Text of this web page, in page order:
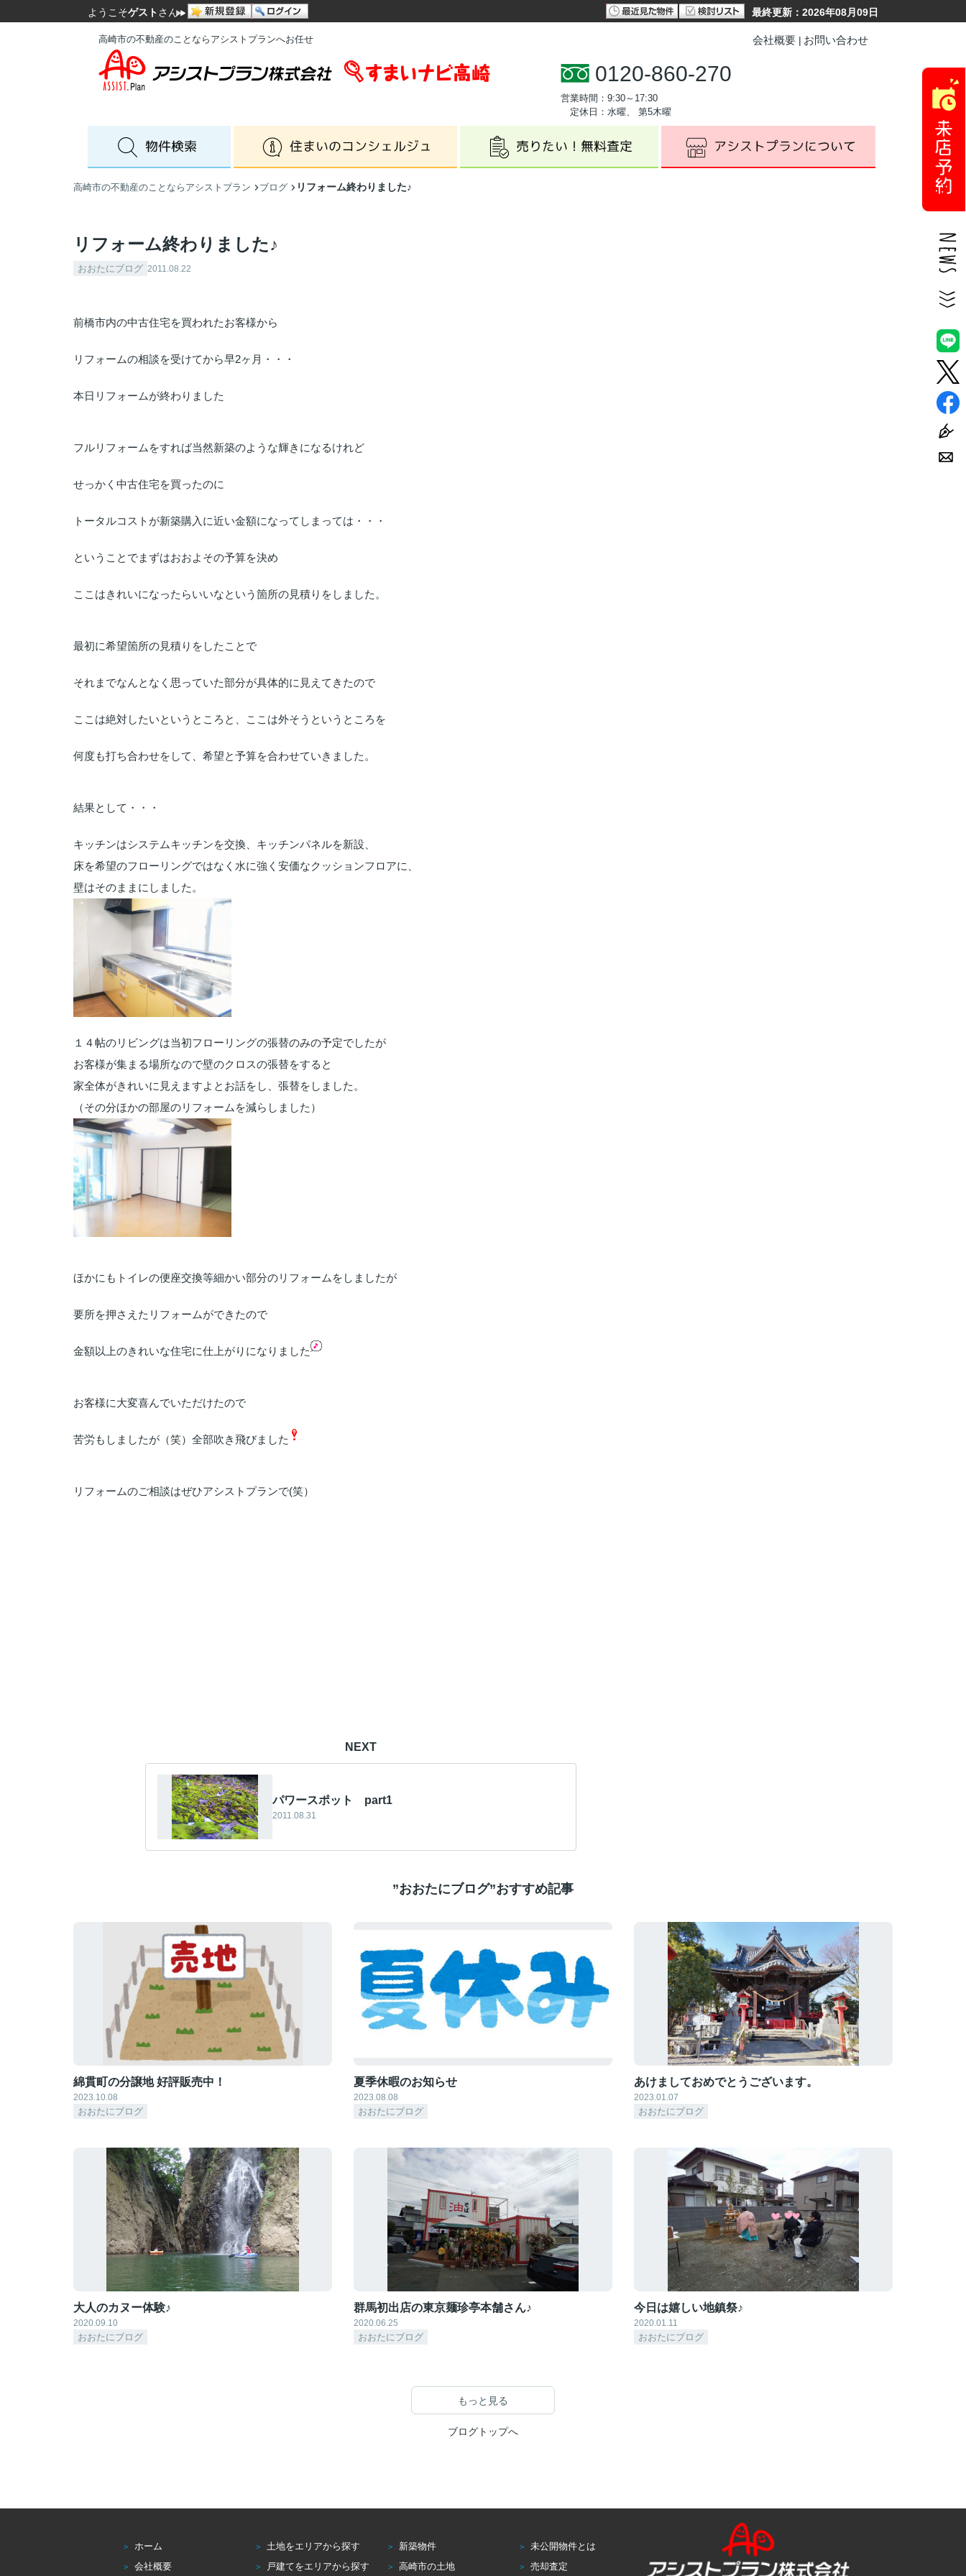
ようこそゲスト さん 最終更新：2026年08月09日
高崎市の不動産のことならアシストプランへお任せ 会社概要 お問い合わせ
0120-860-270
営業時間：9:30～17:30
定休日：水曜、 第5木曜
高崎市の不動産のことならアシストプラン ブログ リフォーム終わりました♪
リフォーム終わりました♪
おおたにブログ 2011.08.22
前橋市内の中古住宅を買われたお客様から
リフォームの相談を受けてから早2ヶ月・・・
本日リフォームが終わりました
フルリフォームをすれば当然新築のような輝きになるけれど
せっかく中古住宅を買ったのに
トータルコストが新築購入に近い金額になってしまっては・・・
ということでまずはおおよその予算を決め
ここはきれいになったらいいなという箇所の見積りをしました。
最初に希望箇所の見積りをしたことで
それまでなんとなく思っていた部分が具体的に見えてきたので
ここは絶対したいというところと、ここは外そうというところを
何度も打ち合わせをして、希望と予算を合わせていきました。
結果として・・・
キッチンはシステムキッチンを交換、キッチンパネルを新設、
床を希望のフローリングではなく水に強く安価なクッションフロアに、
壁はそのままにしました。
１４帖のリビングは当初フローリングの張替のみの予定でしたが
お客様が集まる場所なので壁のクロスの張替をすると
家全体がきれいに見えますよとお話をし、張替をしました。
（その分ほかの部屋のリフォームを減らしました）
ほかにもトイレの便座交換等細かい部分のリフォームをしましたが
要所を押さえたリフォームができたので
金額以上のきれいな住宅に仕上がりになりました
お客様に大変喜んでいただけたので
苦労もしましたが（笑）全部吹き飛びました
リフォームのご相談はぜひアシストプランで(笑）
NEXT
パワースポット part1
2011.08.31
”おおたにブログ”おすすめ記事
綿貫町の分譲地 好評販売中！
2023.10.08
おおたにブログ
夏季休暇のお知らせ
2023.08.08
おおたにブログ
あけましておめでとうございます。
2023.01.07
おおたにブログ
大人のカヌー体験♪
2020.09.10
おおたにブログ
群馬初出店の東京麺珍亭本舗さん♪
2020.06.25
おおたにブログ
今日は嬉しい地鎮祭♪
2020.01.11
おおたにブログ
もっと見る
ブログトップへ
ホーム 土地をエリアから探す 新築物件
未公開物件とは
会社概要
戸建てをエリアから探す 高崎市の土地 売却査定